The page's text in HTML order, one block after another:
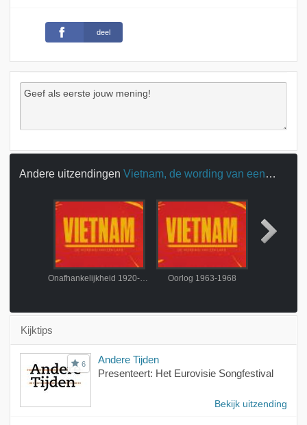
deel
Andere uitzendingen Vietnam, de wording van een land
Onafhankelijkheid 1920-1954 Oorlog 1963-1968
Kijktips
6
Andere Tijden
Presenteert: Het Eurovisie Songfestival
Bekijk uitzending